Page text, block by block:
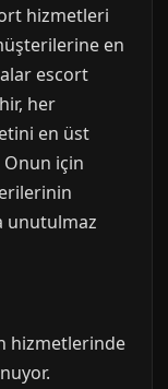
hizmetleri
en
escort
her
en üst
için
unutulmaz
hizmetlerinde